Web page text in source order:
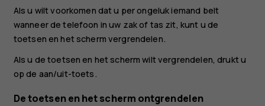
Als u wilt voorkomen dat u per ongeluk iemand belt
wanneer de telefoon in uw zak of tas zit, kunt u de
toetsen en het scherm vergrendelen.
Als u de toetsen en het scherm wilt vergrendelen, drukt u
op de aan/uit-toets.
De toetsen en het scherm ontgrendelen